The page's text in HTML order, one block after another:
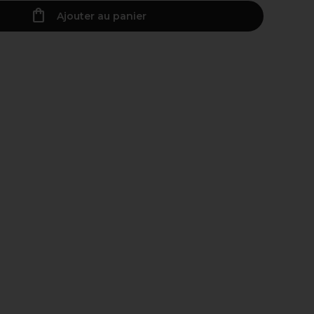
Ajouter au panier